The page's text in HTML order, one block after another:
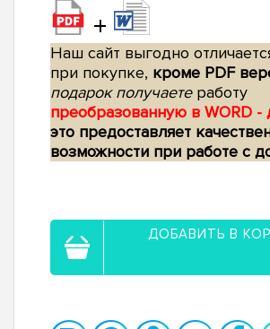
+
Наш сайт выгодно
при покупке, кроме PDF
подарок получаетеработу
преобразованную в WORD -
это предоставляет
возможности при работе с
ДОБАВИТЬ В